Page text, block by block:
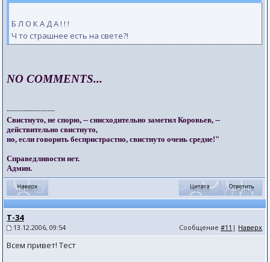
Б Л О К А Д А ! ! !
Ч то страшнее есть на свете?!
NO COMMENTS...
--------------------
Свистнуто, не спорю, -- снисходительно заметил Коровьев, --
действительно свистнуто,
но, если говорить беспристрастно, свистнуто очень средне!"
Справедливости нет.
Админ.
T-34
13.12.2006, 09:54 Сообщение#11 | Наверх
Всем привет! Тест